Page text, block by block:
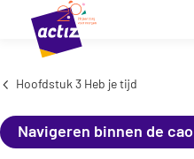
Naar hoofdinhoud
Naar menu
Hoofdstuk 3 Heb je tijd
Navigeren binnen de cao